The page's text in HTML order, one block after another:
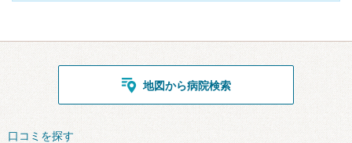
地図から病院検索
口コミを探す